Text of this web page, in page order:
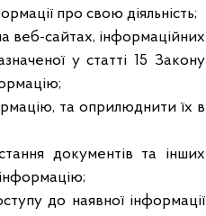
про свою діяльність;
веб-сайтах, інформаційних
у статті 15 Закону
та оприлюднити їх в
документів та інших
інформацію;
до наявної інформації